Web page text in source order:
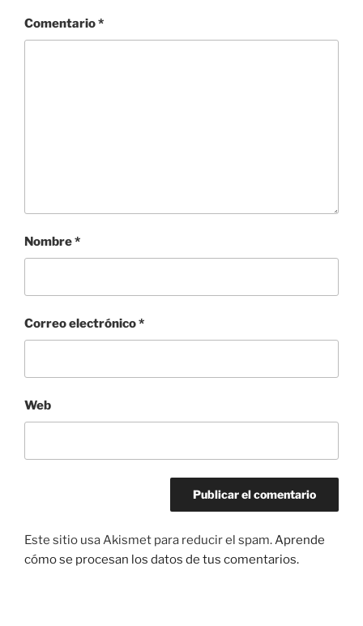
Comentario*
Nombre*
Correo electrónico*
Web
Este sitio usa Akismet para reducir el spam. Aprende
cómo se procesan los datos de tus comentarios.